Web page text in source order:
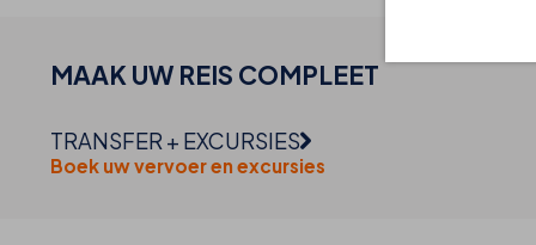
MAAK UW REIS COMPLEET
TRANSFER + EXCURSIES
Boek uw vervoer en excursies